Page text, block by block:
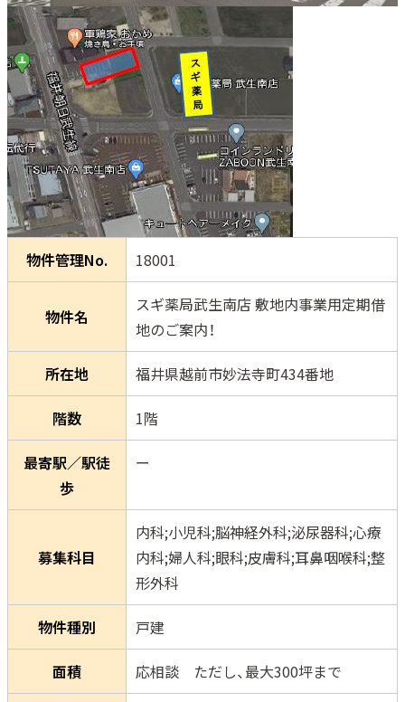
物件管理No. 18001
物件名
スギ薬局武生南店 敷地内事業用定期借
地のご案内！
所在地 福井県越前市妙法寺町434番地
階数 1階
最寄駅／駅徒
歩
ー
募集科目
内科;小児科;脳神経外科;泌尿器科;心療
内科;婦人科;眼科;皮膚科;耳鼻咽喉科;整
形外科
物件種別 戸建
面積 応相談 ただし、最大300坪まで